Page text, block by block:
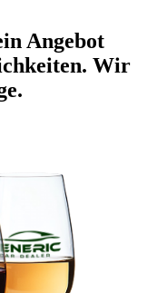
Angebot
Wir